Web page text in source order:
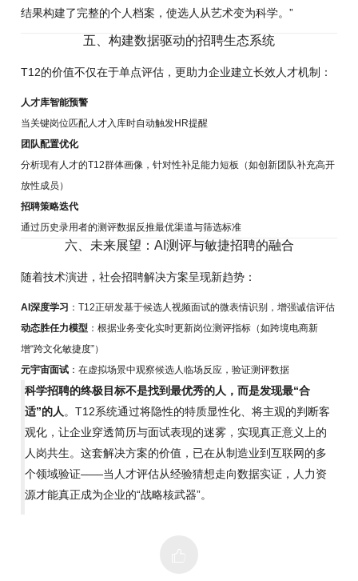
结果构建了完整的个人档案，使选人从艺术变为科学。”
五、构建数据驱动的招聘生态系统
T12的价值不仅在于单点评估，更助力企业建立长效人才机制：
人才库智能预警
当关键岗位匹配人才入库时自动触发HR提醒
团队配置优化
分析现有人才的T12群体画像，针对性补足能力短板（如创新团队补充高开
放性成员）
招聘策略迭代
通过历史录用者的测评数据反推最优渠道与筛选标准
六、未来展望：AI测评与敏捷招聘的融合
随着技术演进，社会招聘解决方案呈现新趋势：
AI深度学习 ：T12正研发基于候选人视频面试的微表情识别，增强诚信评估
动态胜任力模型 ：根据业务变化实时更新岗位测评指标（如跨境电商新
增“跨文化敏捷度”）
元宇宙面试 ：在虚拟场景中观察候选人临场反应，验证测评数据
科学招聘的终极目标不是找到最优秀的人，而是发现最“合
适”的人 。T12系统通过将隐性的特质显性化、将主观的判断客
观化，让企业穿透简历与面试表现的迷雾，实现真正意义上的
人岗共生。这套解决方案的价值，已在从制造业到互联网的多
个领域验证——当人才评估从经验猜想走向数据实证，人力资
源才能真正成为企业的“战略核武器”。